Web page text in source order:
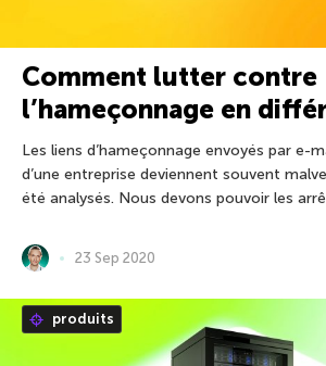
Comment lutter contre
l’hameçonnage en
Les liens d’hameçonnage envoyés par e-
d’une entreprise deviennent souvent
été analysés. Nous devons pouvoir les
23 Sep 2020
produits